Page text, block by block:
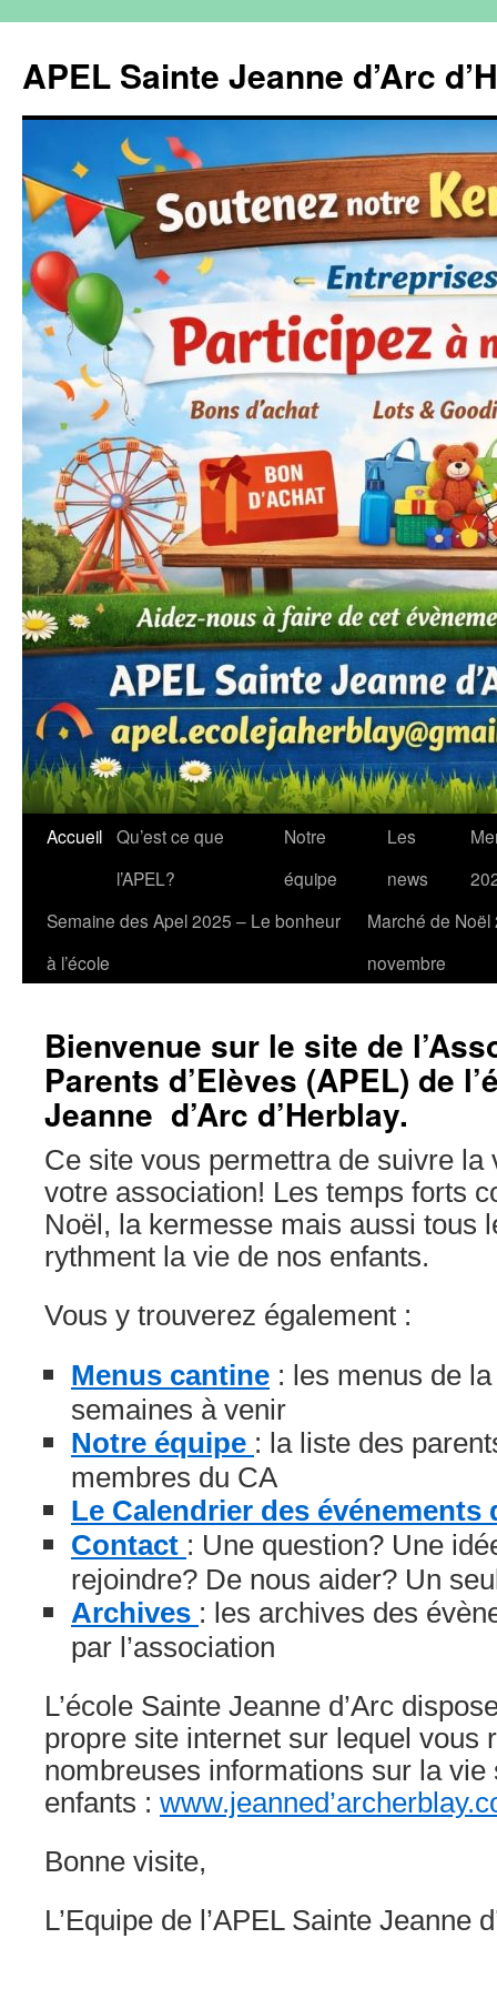
contenu
APEL Sainte Jeanne d’Arc
Accueil Qu’est ce que
l’APEL?
Notre
équipe
Les
news
Semaine des Apel 2025 – Le bonheur
à l’école
Marché de
novembre
Bienvenue sur le site de
Parents d’Elèves (APEL) de
Jeanne d’Arc d’Herblay.
Ce site vous permettra de suivre la
votre association! Les temps forts
Noël, la kermesse mais aussi tous
rythment la vie de nos enfants.
Vous y trouverez également :
Menus cantine : les menus de
semaines à venir
Notre équipe : la liste des
membres du CA
Le Calendrier des événements
Contact : Une question? Une
rejoindre? De nous aider? Un
Archives : les archives des
par l’association
L’école Sainte Jeanne d’Arc
propre site internet sur lequel vous
nombreuses informations sur la vie
enfants :
Bonne visite,
L’Equipe de l’APEL Sainte Jeanne